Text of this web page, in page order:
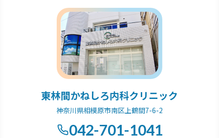
東林間かねしろ内科クリニック
神奈川県相模原市南区上鶴間7-6-2
042-701-1041